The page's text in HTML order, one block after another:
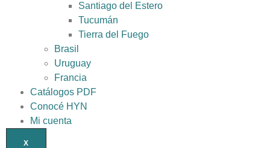
Santiago del Estero
Tucumán
Tierra del Fuego
Brasil
Uruguay
Francia
Catálogos PDF
Conocé HYN
Mi cuenta
X